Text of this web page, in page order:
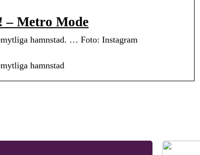
– Metro Mode
hamnstad. … Foto: Instagram
hamnstad